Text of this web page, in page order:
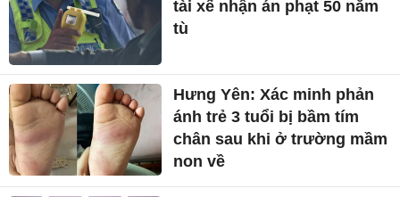
tài xế nhận án phạt 50 năm
tù
Hưng Yên: Xác minh phản
ánh trẻ 3 tuổi bị bầm tím
chân sau khi ở trường mầm
non về